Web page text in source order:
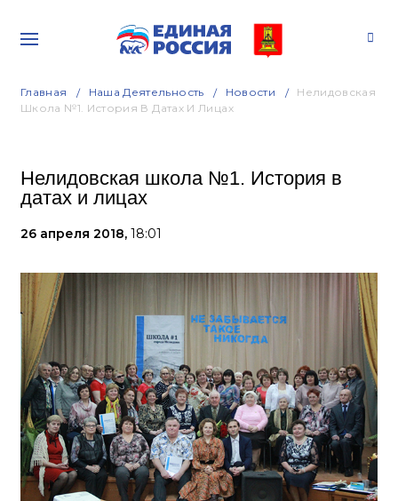
Главная Наша Деятельность Новости
Нелидовская
Школа №1. История В Датах И Лицах
Нелидовская школа №1. История в
датах и лицах
26 апреля 2018, 18:01